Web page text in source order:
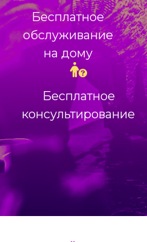
Бесплатное
обслуживание
на дому
Бесплатное
консультирование